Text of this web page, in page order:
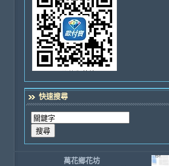
快速搜尋
萬花鄉花坊